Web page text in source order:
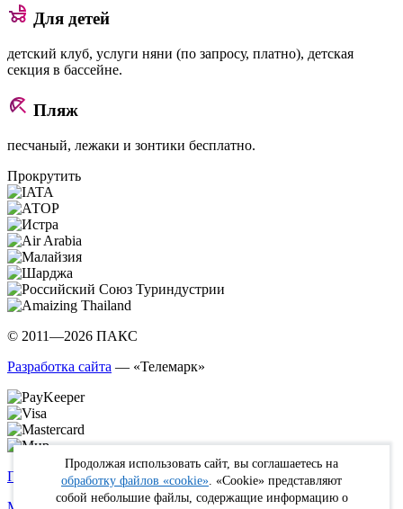
Для детей
детский клуб, услуги няни (по запросу, платно), детская
секция в бассейне.
Пляж
песчаный, лежаки и зонтики бесплатно.
Прокрутить
© 2011—2026 ПАКС
Разработка сайта — «Телемарк»
Политика в отношении обработки персональных данных
Продолжая использовать сайт, вы соглашаетесь на
обработку файлов «cookie» . «Cookie» представляют
собой небольшие файлы, содержащие информацию о